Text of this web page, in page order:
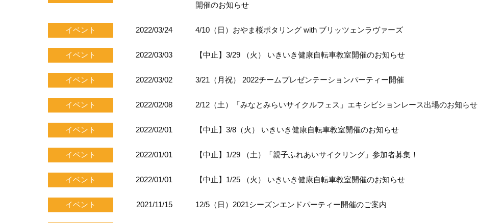
開催のお知らせ
イベント 2022/03/24 4/10（日）おやま桜ポタリング with ブリッツェンラヴァーズ
イベント 2022/03/03 【中止】3/29 （火） いきいき健康自転車教室開催のお知らせ
イベント 2022/03/02 3/21（月祝） 2022チームプレゼンテーションパーティー開催
イベント 2022/02/08 2/12（土）「みなとみらいサイクルフェス」エキシビションレース出場のお知らせ
イベント 2022/02/01 【中止】3/8（火） いきいき健康自転車教室開催のお知らせ
イベント 2022/01/01 【中止】1/29 （土）「親子ふれあいサイクリング」参加者募集！
イベント 2022/01/01 【中止】1/25 （火） いきいき健康自転車教室開催のお知らせ
イベント 2021/11/15 12/5（日）2021シーズンエンドパーティー開催のご案内